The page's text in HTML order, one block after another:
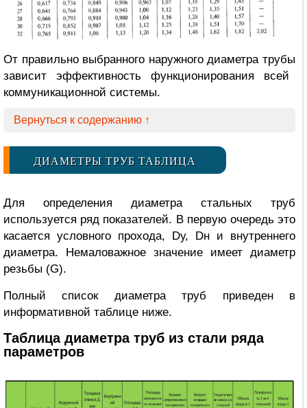
От правильно выбранного наружного диаметра трубы
зависит эффективность функционирования всей
коммуникационной системы.
Вернуться к содержанию ↑
ДИАМЕТРЫ ТРУБ ТАБЛИЦА
Для определения диаметра стальных труб
используется ряд показателей. В первую очередь это
касается условного прохода, Dу, Dн и внутреннего
диаметра. Немаловажное значение имеет диаметр
резьбы (G).
Полный список диаметра труб приведен в
информативной таблице ниже.
Таблица диаметра труб из стали ряда
параметров